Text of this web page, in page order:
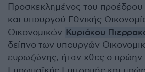
Προσκεκλημένος του
και υπουργού Εθνικής
Οικονομικών Κυριάκου
δείπνο των υπουργών
ευρωζώνης, ήταν χθες ο πρώην